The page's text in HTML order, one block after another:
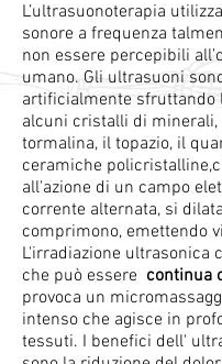
L’ultrasuonoterapia
sonore a frequenza
non essere percepibili
umano. Gli ultrasuoni
artificialmente sfruttando
alcuni cristalli di minerali,
tormalina, il topazio, il
ceramiche
all'azione di un campo
corrente alternata, si
comprimono, emettendo
L'irradiazione ultrasonica
che può essere continua
provoca un
intenso che agisce in
tessuti. I benefici dell'